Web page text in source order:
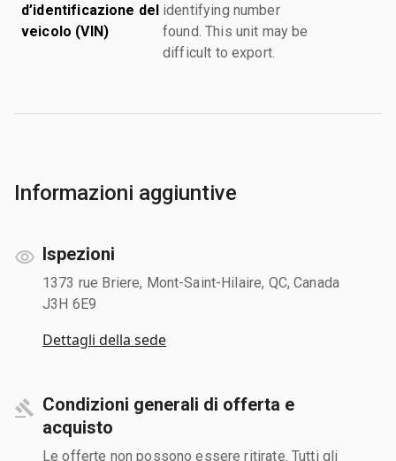
d’identificazione del
veicolo (VIN)
identifying number
found. This unit may be
difficult to export.
Informazioni aggiuntive
Ispezioni
1373 rue Briere, Mont-Saint-Hilaire, QC, Canada
J3H 6E9
Dettagli della sede
Condizioni generali di offerta e
acquisto
Le offerte non possono essere ritirate. Tutti gli